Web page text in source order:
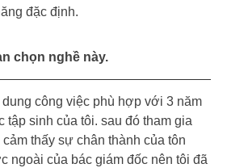
đặc định.
chọn nghề này.
công việc phù hợp với 3 năm
tập sinh của tôi. sau đó tham gia
thấy sự chân thành của tôn
ngoài của bác giám đốc nên tôi đã